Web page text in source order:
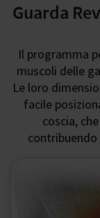
Guarda
Il programma
muscoli delle
Le loro
facile
coscia,
contribuendo